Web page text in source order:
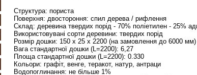
Структура: пориста
Поверхня: двостороння: спил дерева / рифлення
Склад: деревина твердих порід - 70% поліетилен - 25%
Використовувані сорти деревини: твердих порід
Розмір дошки: 150 х 25 х 2200 (на замовлення до 6000 мм)
Вага стандартної дошки (L=2200): 6,27
Площа стандартної дошки (L=2200): 0.330
Кольори: графіт, венге, теракот, натур, антраци
Водопоглинання: не більше 1%